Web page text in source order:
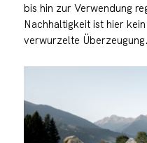
bis hin zur Verwendung
Nachhaltigkeit ist hier
verwurzelte Überzeugung.